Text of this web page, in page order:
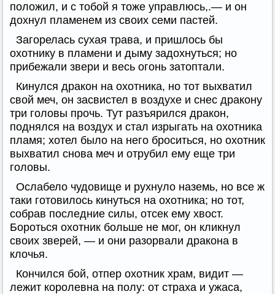
положил, и с тобой я тоже управлюсь,.— и он
дохнул пламенем из своих семи пастей.
Загорелась сухая трава, и пришлось бы
охотнику в пламени и дыму задохнуться; но
прибежали звери и весь огонь затоптали.
Кинулся дракон на охотника, но тот выхватил
свой меч, он засвистел в воздухе и снес дракону
три головы прочь. Тут разъярился дракон,
поднялся на воздух и стал изрыгать на охотника
пламя; хотел было на него броситься, но охотник
выхватил снова меч и отрубил ему еще три
головы.
Ослабело чудовище и рухнуло наземь, но все ж
таки готовилось кинуться на охотника; но тот,
собрав последние силы, отсек ему хвост.
Бороться охотник больше не мог, он кликнул
своих зверей, — и они разорвали дракона в
клочья.
Кончился бой, отпер охотник храм, видит —
лежит королевна на полу: от страха и ужаса,